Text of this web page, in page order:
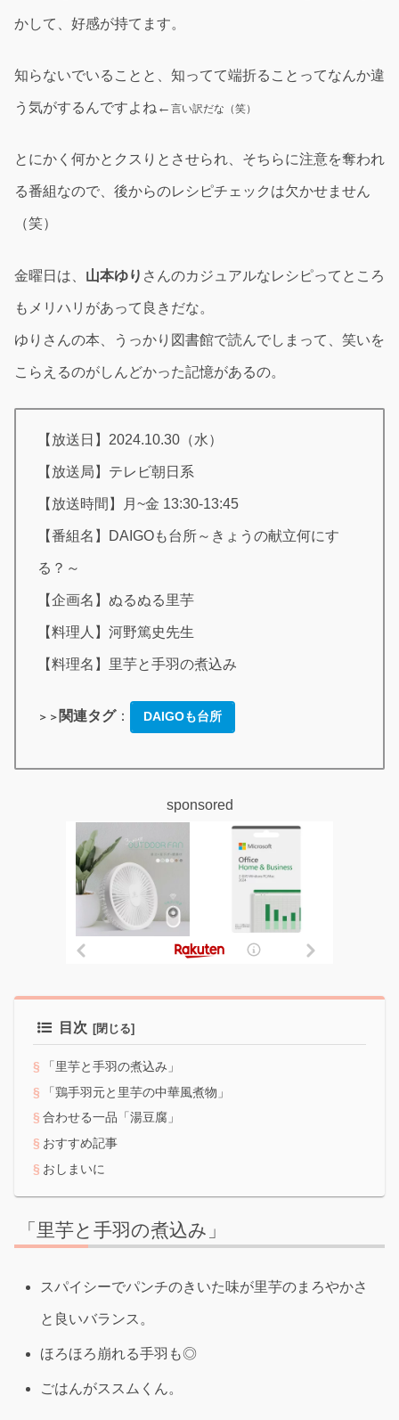
かして、好感が持てます。
知らないでいることと、知ってて端折ることってなんか違
う気がするんですよね← 言い訳だな（笑）
とにかく何かとクスりとさせられ、そちらに注意を奪われ
る番組なので、後からのレシピチェックは欠かせません
（笑）
金曜日は、 山本ゆり さんのカジュアルなレシピってところ
もメリハリがあって良きだな。
ゆりさんの本、うっかり図書館で読んでしまって、笑いを
こらえるのがしんどかった記憶があるの。
【放送日】2024.10.30（水）
【放送局】テレビ朝日系
【放送時間】月~金 13:30-13:45
【番組名】DAIGOも台所～きょうの献立何にす
る？～
【企画名】ぬるぬる里芋
【料理人】河野篤史先生
【料理名】里芋と手羽の煮込み
＞＞ 関連タグ： DAIGOも台所
sponsored
目次
「里芋と手羽の煮込み」
「鶏手羽元と里芋の中華風煮物」
合わせる一品「湯豆腐」
おすすめ記事
おしまいに
「里芋と手羽の煮込み」
スパイシーでパンチのきいた味が里芋のまろやかさ
と良いバランス。
ほろほろ崩れる手羽も◎
ごはんがススムくん。